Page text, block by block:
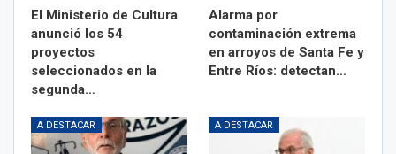
El Ministerio de Cultura
anunció los 54
proyectos
seleccionados en la
segunda…
Alarma por
contaminación extrema
en arroyos de Santa Fe y
Entre Ríos: detectan…
A DESTACAR A DESTACAR